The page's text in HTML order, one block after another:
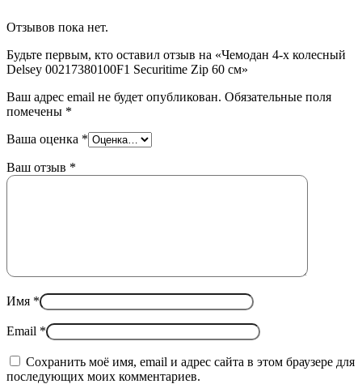
Отзывов пока нет.
Будьте первым, кто оставил отзыв на «Чемодан 4-х колесный
Delsey 00217380100F1 Securitime Zip 60 см»
Ваш адрес email не будет опубликован. Обязательные поля
помечены *
Ваша оценка *
Ваш отзыв *
Имя *
Email *
Сохранить моё имя, email и адрес сайта в этом браузере для
последующих моих комментариев.